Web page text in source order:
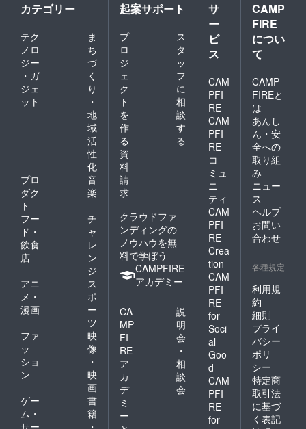
カテゴリー
テク
ノロ
ジー
・ガ
ジェ
ット
ま
ち
づ
く
り
・
地
域
活
性
化
プロ
ダク
ト
音
楽
フー
ド・
飲食
店
チ
ャ
レ
ン
ジ
アニ
メ・
漫画
ス
ポ
ー
ツ
ファ
ッ
ショ
ン
映
像
・
映
画
ゲー
ム・
サー
書
籍
・
起案サポート
プ
ロ
ジ
ェ
ク
ト
を
作
る
ス
タ
ッ
フ
に
相
談
す
る
資
料
請
求
クラウドファ
ンディングの
ノウハウを無
料で学ぼう
CAMPFIRE
アカデミー
CA
MP
FI
RE
ア
カ
デ
ミ
ー
説
明
会
・
相
談
会
サ
ー
ビ
ス
CAM
PFI
RE
CAM
PFI
RE
コ
ミュ
ニ
ティ
CAM
PFI
RE
Crea
tion
CAM
PFI
RE
for
Soci
al
Goo
d
CAM
PFI
RE
for
CAMP
FIRE
につい
て
CAMP
FIREと
は
あんし
ん・安
全への
取り組
み
ニュー
ス
ヘルプ
お問い
合わせ
各種規定
利用規
約
細則
プライ
バシー
ポリ
シー
特定商
取引法
に基づ
く表記